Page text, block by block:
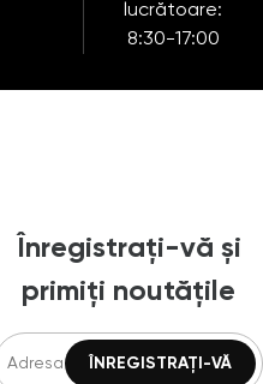
lucrătoare:
8:30-17:00
Înregistrați-vă și
primiți noutățile